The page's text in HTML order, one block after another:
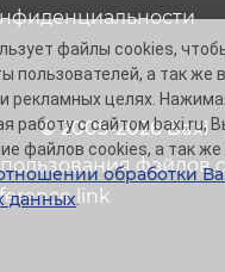
© 2005-2026 Baxi
файлов
link
файлы cookies,
пользователей, а так же
рекламных целях.
работу с сайтом baxi.ru,
файлов cookies, а так
обработки
данных.